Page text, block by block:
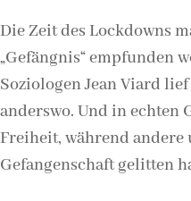
Die Zeit des Lockdowns
„Gefängnis“ empfunden
Soziologen Jean Viard
anderswo. Und in echten
Freiheit, während
Gefangenschaft gelitten